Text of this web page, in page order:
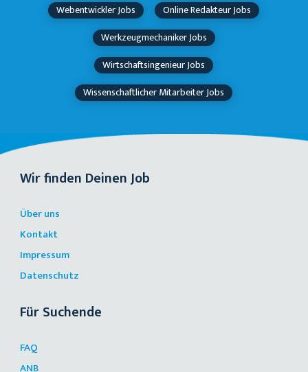
Webentwickler Jobs
Online Redakteur Jobs
Werkzeugmechaniker Jobs
Wirtschaftsingenieur Jobs
Wissenschaftlicher Mitarbeiter Jobs
Wir finden Deinen Job
Über uns
Kontakt
Impressum
Datenschutz
Für Suchende
FAQ
ANB